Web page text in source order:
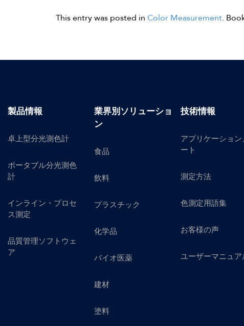
This entry was posted in Color Measurement.
製品情報
卓上型分光測色計
ポータブル分光測色
計
インライン・プロセ
ス測定
品質管理ソフトウェ
ア
業界別ソリューショ
ン
食品
飲料
プラスチック
化学品
バイオ医薬
建材
塗料
技術情報
アプリケーション
ート
測定方法
色測定用語集
お客様の声
ユーザーマニュア